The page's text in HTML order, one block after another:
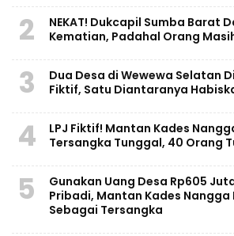
2
NEKAT! Dukcapil Sumba Barat
Kematian, Padahal Orang
3
Dua Desa di Wewewa Selatan
Fiktif, Satu Diantaranya
4
LPJ Fiktif! Mantan Kades
Tersangka Tunggal, 40 Orang
5
Gunakan Uang Desa Rp605
Pribadi, Mantan Kades
Sebagai Tersangka